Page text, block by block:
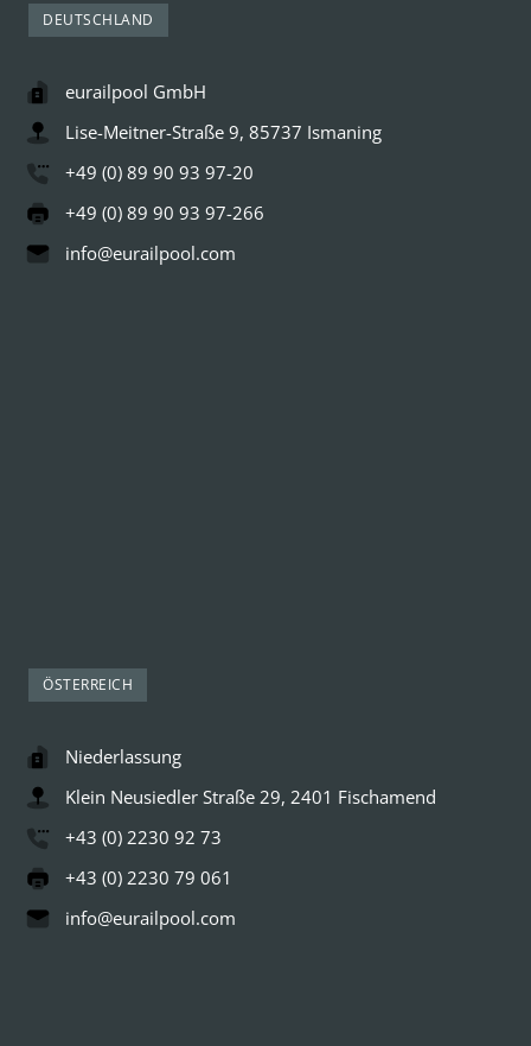
DEUTSCHLAND
eurailpool GmbH
Lise-Meitner-Straße 9, 85737 Ismaning
+49 (0) 89 90 93 97-20
+49 (0) 89 90 93 97-266
info@eurailpool.com
ÖSTERREICH
Niederlassung
Klein Neusiedler Straße 29, 2401 Fischamend
+43 (0) 2230 92 73
+43 (0) 2230 79 061
info@eurailpool.com